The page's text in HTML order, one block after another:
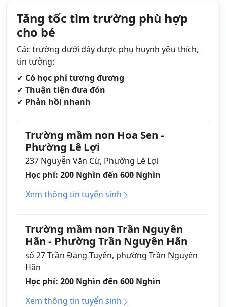
Tăng tốc tìm trường phù hợp
cho bé
Các trường dưới đây được phụ huynh yêu thích,
tin tưởng:
✔ Có học phí tương đương
✔ Thuận tiện đưa đón
✔ Phản hồi nhanh
Trường mầm non Hoa Sen -
Phường Lê Lợi
237 Nguyễn Văn Cừ, Phường Lê Lợi
Học phí: 200 Nghìn đến 600 Nghìn
Xem thông tin tuyển sinh
Trường mầm non Trần Nguyên
Hãn - Phường Trần Nguyên Hãn
số 27 Trần Đăng Tuyển, phường Trần Nguyên
Hãn
Học phí: 200 Nghìn đến 600 Nghìn
Xem thông tin tuyển sinh